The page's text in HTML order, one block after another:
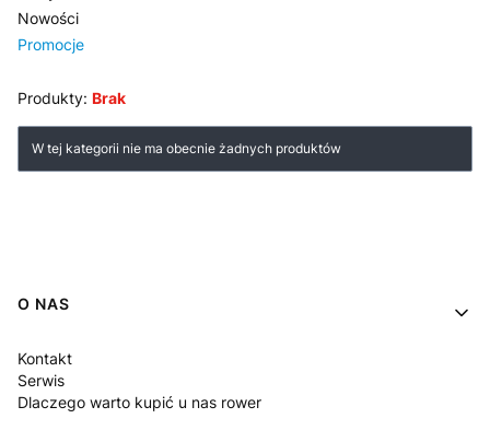
Nowości
Promocje
Produkty: Brak
Lista produktów
W tej kategorii nie ma obecnie żadnych produktów
Linki w stopce
O NAS
Kontakt
Serwis
Dlaczego warto kupić u nas rower